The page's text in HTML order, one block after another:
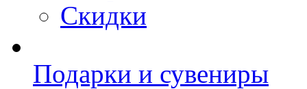
Скидки
Подарки и сувениры